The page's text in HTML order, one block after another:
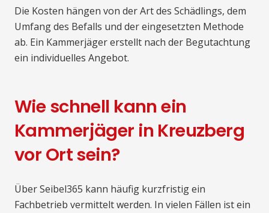
Die Kosten hängen von der Art des Schädlings, dem
Umfang des Befalls und der eingesetzten Methode
ab. Ein Kammerjäger erstellt nach der Begutachtung
ein individuelles Angebot.
Wie schnell kann ein
Kammerjäger in Kreuzberg
vor Ort sein?
Über Seibel365 kann häufig kurzfristig ein
Fachbetrieb vermittelt werden. In vielen Fällen ist ein